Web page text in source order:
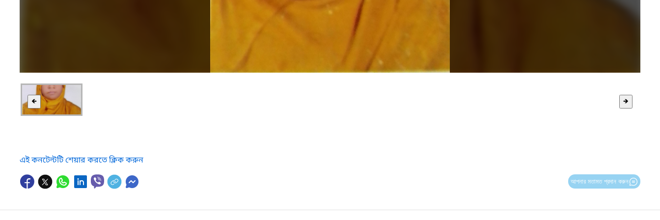
🡸 🡺
এই কনটেন্টটি শেয়ার করতে ক্লিক করুন
আপনার মতামত প্রদান করুন